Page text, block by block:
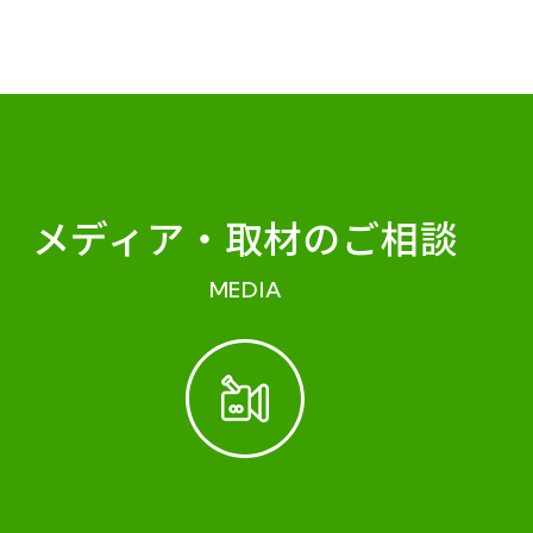
メディア・ 取材のご相談
MEDIA